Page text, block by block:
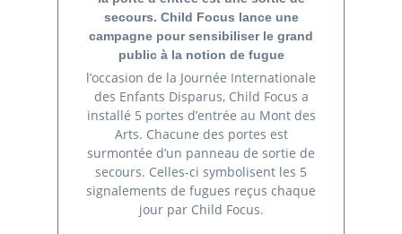
secours. Child Focus lance une
campagne pour sensibiliser le grand
public à la notion de fugue
l’occasion de la Journée Internationale
des Enfants Disparus, Child Focus a
installé 5 portes d’entrée au Mont des
Arts. Chacune des portes est
surmontée d’un panneau de sortie de
secours. Celles-ci symbolisent les 5
signalements de fugues reçus chaque
jour par Child Focus.